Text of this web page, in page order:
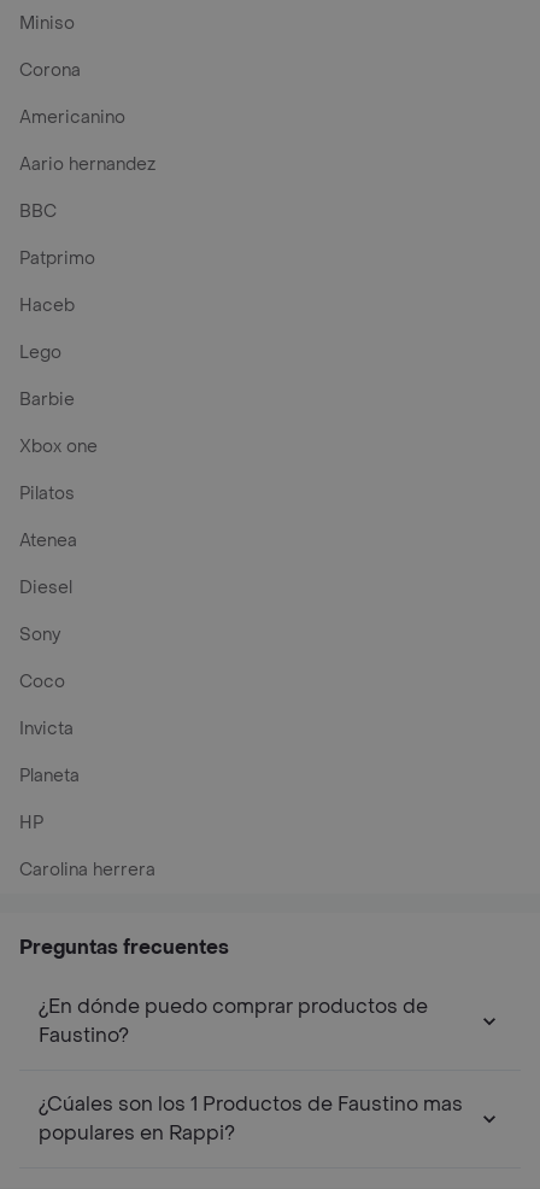
Miniso
Corona
Americanino
Aario hernandez
BBC
Patprimo
Haceb
Lego
Barbie
Xbox one
Pilatos
Atenea
Diesel
Sony
Coco
Invicta
Planeta
HP
Carolina herrera
Preguntas frecuentes
¿En dónde puedo comprar productos de
Faustino?
¿Cúales son los 1 Productos de Faustino mas
populares en Rappi?